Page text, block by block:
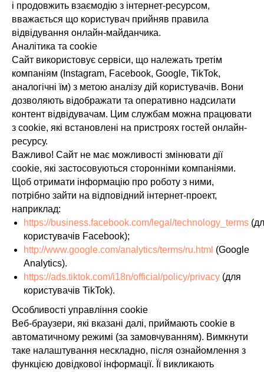
і продовжить взаємодію з інтернет-ресурсом,
вважається що користувач прийняв правила
відвідування онлайн-майданчика.
Аналітика та cookie
Сайт використовує сервіси, що належать третім
компаніям (Instagram, Facebook, Google, TikTok,
аналогічні їм) з метою аналізу дій користувачів. Вони
дозволяють відображати та оперативно надсилати
контент відвідувачам. Цим службам можна працювати
з cookie, які встановлені на пристроях гостей онлайн-
ресурсу.
Важливо! Сайт не має можливості змінювати дії
cookie, які застосовуються сторонніми компаніями.
Щоб отримати інформацію про роботу з ними,
потрібно зайти на відповідний інтернет-проект,
наприклад:
https://business.facebook.com/legal/technology_terms
користувачів Facebook);
http://www.google.com/analytics/terms/ru.html (Google
Analytics).
https://ads.tiktok.com/i18n/official/policy/privacy (для
користувачів TikTok).
Особливості управління cookie
Веб-браузери, які вказані далі, приймають cookie в
автоматичному режимі (за замовчуванням). Вимкнути
таке налаштування нескладно, після ознайомлення з
функцією довідкової інформації. Її викликають